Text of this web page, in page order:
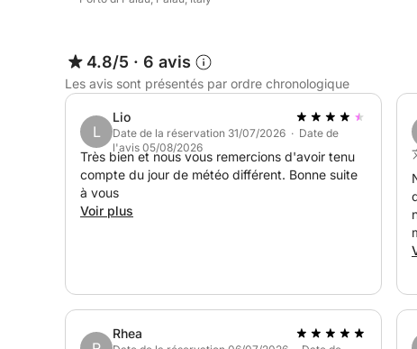
4.8/5 · 6 avis
Les avis sont présentés par ordre chronologique
L
Lio
Date de la réservation 31/07/2026 · Date de
l'avis 05/08/2026
Très bien et nous vous remercions d'avoir tenu
compte du jour de météo différent. Bonne suite
à vous
Voir plus
Rhea